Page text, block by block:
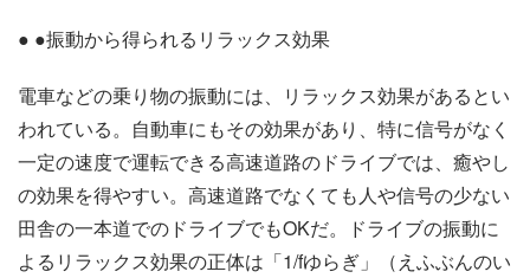
● ●振動から得られるリラックス効果
電車などの乗り物の振動には、リラックス効果があるとい
われている。自動車にもその効果があり、特に信号がなく
一定の速度で運転できる高速道路のドライブでは、癒やし
の効果を得やすい。高速道路でなくても人や信号の少ない
田舎の一本道でのドライブでもOKだ。ドライブの振動に
よるリラックス効果の正体は「1/fゆらぎ」（えふぶんのい